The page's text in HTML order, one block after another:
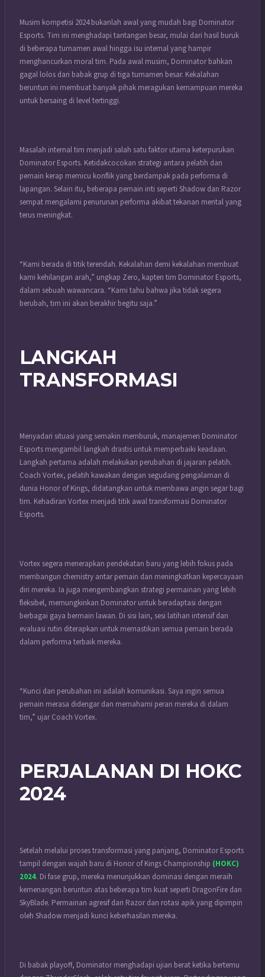
Musim kompetisi 2024 bukanlah awal yang mudah bagi Dominator
Esports. Tim ini menghadapi tantangan besar, mulai dari hasil buruk
di beberapa turnamen awal hingga isu internal yang hampir
menghancurkan moral tim. Pada awal musim, Dominator bahkan
gagal lolos dari babak grup di tiga turnamen besar. Kekalahan
beruntun ini membuat banyak pihak meragukan kemampuan mereka
untuk bersaing di level tertinggi.
Masalah internal tim menjadi salah satu faktor utama keterpurukan
Dominator Esports. Ketidakcocokan strategi antara pelatih dan
pemain kerap memicu konflik yang berdampak pada performa di
lapangan. Selain itu, beberapa pemain inti seperti Shadow dan Razor
sempat mengalami penurunan performa akibat tekanan mental yang
terus meningkat.
“Kami berada di titik terendah. Kekalahan demi kekalahan membuat
kami kehilangan arah,” ungkap Zero, kapten tim Dominator Esports,
dalam sebuah wawancara. “Kami tahu bahwa jika tidak segera
berubah, tim ini akan berakhir begitu saja.”
LANGKAH
TRANSFORMASI
Menyadari situasi yang semakin memburuk, manajemen Dominator
Esports mengambil langkah drastis untuk memperbaiki keadaan.
Langkah pertama adalah melakukan perubahan di jajaran pelatih.
Coach Vortex, pelatih kawakan dengan segudang pengalaman di
dunia Honor of Kings, didatangkan untuk membawa angin segar bagi
tim. Kehadiran Vortex menjadi titik awal transformasi Dominator
Esports.
Vortex segera menerapkan pendekatan baru yang lebih fokus pada
membangun chemistry antar pemain dan meningkatkan kepercayaan
diri mereka. Ia juga mengembangkan strategi permainan yang lebih
fleksibel, memungkinkan Dominator untuk beradaptasi dengan
berbagai gaya bermain lawan. Di sisi lain, sesi latihan intensif dan
evaluasi rutin diterapkan untuk memastikan semua pemain berada
dalam performa terbaik mereka.
“Kunci dari perubahan ini adalah komunikasi. Saya ingin semua
pemain merasa didengar dan memahami peran mereka di dalam
tim,” ujar Coach Vortex.
PERJALANAN DI HOKC
2024
Setelah melalui proses transformasi yang panjang, Dominator Esports
tampil dengan wajah baru di Honor of Kings Championship (HOKC)
2024. Di fase grup, mereka menunjukkan dominasi dengan meraih
kemenangan beruntun atas beberapa tim kuat seperti DragonFire dan
SkyBlade. Permainan agresif dari Razor dan rotasi apik yang dipimpin
oleh Shadow menjadi kunci keberhasilan mereka.
Di babak playoff, Dominator menghadapi ujian berat ketika bertemu